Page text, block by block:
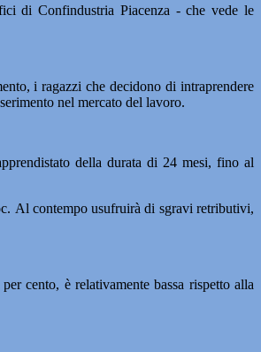
di Confindustria Piacenza - che vede le
i ragazzi che decidono di intraprendere
nel mercato del lavoro.
della durata di 24 mesi, fino al
Al contempo usufruirà di sgravi retributivi,
cento, è relativamente bassa rispetto alla